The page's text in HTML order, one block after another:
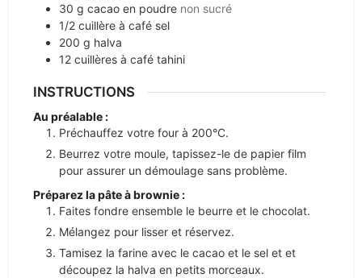
30 g cacao en poudre non sucré
1/2 cuillère à café sel
200 g halva
12 cuillères à café tahini
INSTRUCTIONS
Au préalable :
Préchauffez votre four à 200°C.
Beurrez votre moule, tapissez-le de papier film
pour assurer un démoulage sans problème.
Préparez la pâte à brownie :
Faites fondre ensemble le beurre et le chocolat.
Mélangez pour lisser et réservez.
Tamisez la farine avec le cacao et le sel et et
découpez la halva en petits morceaux.